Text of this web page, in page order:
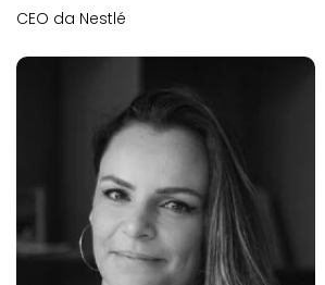
CEO da Nestlé